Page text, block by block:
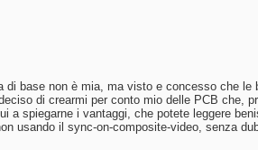
di base non è mia, ma visto e concesso che le
di crearmi per conto mio delle PCB che,
a spiegarne i vantaggi, che potete leggere
usando il sync-on-composite-video, senza